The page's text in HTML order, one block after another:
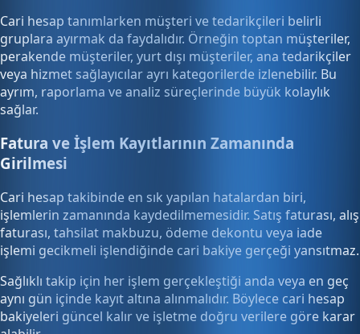
Cari hesap tanımlarken müşteri ve tedarikçileri belirli
gruplara ayırmak da faydalıdır. Örneğin toptan müşteriler,
perakende müşteriler, yurt dışı müşteriler, ana tedarikçiler
veya hizmet sağlayıcılar ayrı kategorilerde izlenebilir. Bu
ayrım, raporlama ve analiz süreçlerinde büyük kolaylık
sağlar.
Fatura ve İşlem Kayıtlarının Zamanında
Girilmesi
Cari hesap takibinde en sık yapılan hatalardan biri,
işlemlerin zamanında kaydedilmemesidir. Satış faturası, alış
faturası, tahsilat makbuzu, ödeme dekontu veya iade
işlemi gecikmeli işlendiğinde cari bakiye gerçeği yansıtmaz.
Sağlıklı takip için her işlem gerçekleştiği anda veya en geç
aynı gün içinde kayıt altına alınmalıdır. Böylece cari hesap
bakiyeleri güncel kalır ve işletme doğru verilere göre karar